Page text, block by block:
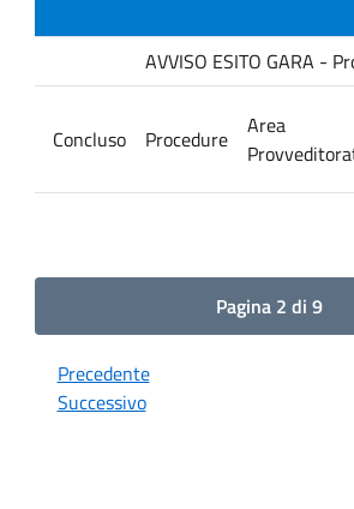
AVVISO ESITO GARA -
Concluso Procedure
Area
Pagina 2 di 9
Precedente
Successivo